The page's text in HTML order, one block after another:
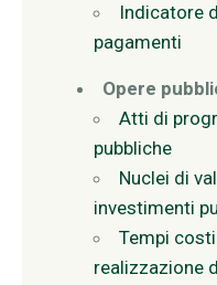
Indicatore
pagamenti
Opere
Atti di
pubbliche
Nuclei di
investimenti
Tempi
realizzazione